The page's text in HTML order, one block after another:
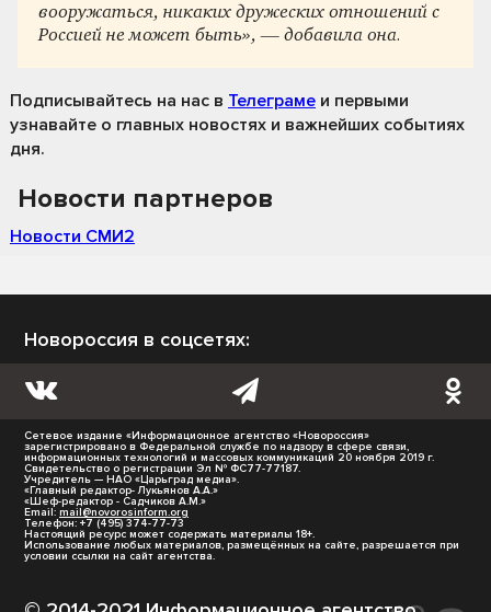
вооружаться, никаких дружеских отношений с
Россией не может быть», — добавила она.
Подписывайтесь на нас в Телеграме и первыми
узнавайте о главных новостях и важнейших событиях
дня.
Новости партнеров
Новости СМИ2
Новороссия в соцсетях:
Сетевое издание «Информационное агентство «Новороссия»
зарегистрировано в Федеральной службе по надзору в сфере связи,
информационных технологий и массовых коммуникаций 20 ноября 2019 г.
Свидетельство о регистрации Эл № ФС77-77187.
Учредитель — НАО «Царьград медиа».
«Главный редактор- Лукьянов А.А.»
«Шеф-редактор - Садчиков А.М.»
Email: mail@novorosinform.org
Телефон: +7 (495) 374-77-73
Настоящий ресурс может содержать материалы 18+.
Использование любых материалов, размещённых на сайте, разрешается при
условии ссылки на сайт агентства.